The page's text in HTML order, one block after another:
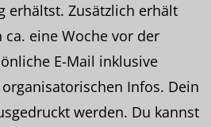
erhältst. Zusätzlich erhält
eine Woche vor der
E-Mail inklusive
Infos. Dein
werden. Du kannst